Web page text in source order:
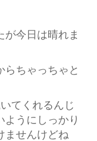
が今日は晴れま
らちゃっちゃと
てくれるんじ
うにしっかり
ませんけどね